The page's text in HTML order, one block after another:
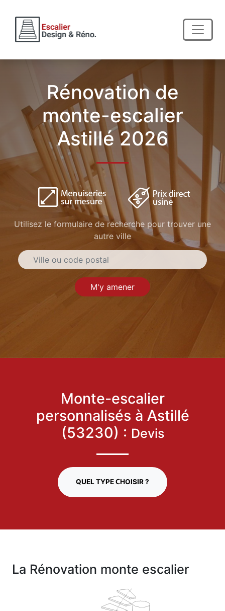
Rénovation de
monte-escalier
Astillé 2026
Utilisez le formulaire de recherche pour trouver une
autre ville
M'y amener
Monte-escalier
personnalisés à Astillé
(53230) : Devis
QUEL TYPE CHOISIR ?
La Rénovation monte escalier